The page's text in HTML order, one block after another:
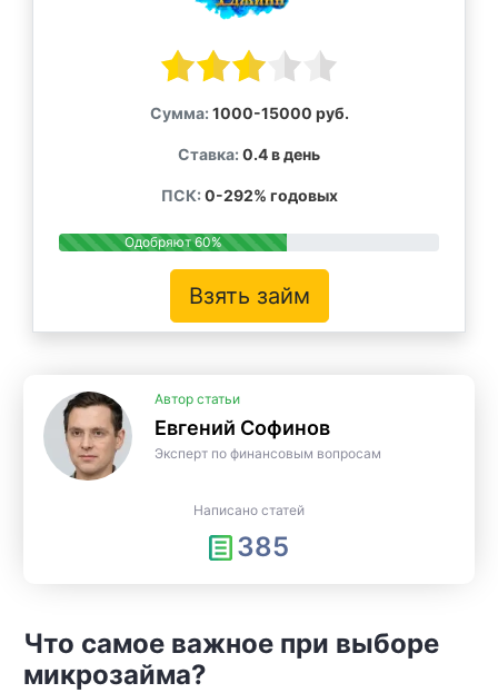
Сумма: 1000-15000 руб.
Ставка: 0.4 в день
ПСК: 0-292% годовых
Одобряют 60%
Взять займ
Автор статьи
Евгений Софинов
Эксперт по финансовым вопросам
Написано статей
385
Что самое важное при выборе
микрозайма?